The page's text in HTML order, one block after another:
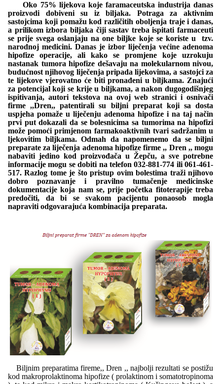
Oko 75% lijekova koje faramaceutska industrija danas
proizvodi dobiveni su iz biljaka. Potraga za aktivnim
sastojcima koji pomažu kod različitih oboljenja traje i danas,
a prilikom izbora biljaka čiji sastav treba ispitati farmaceuti
se prije svega oslanjaju na one biljke koje se koriste u tzv.
narodnoj medicini. Danas je izbor liječenja većine adenoma
hipofize operacije, ali kako se promjene koje uzrokuju
nastanak tumora hipofize dešavaju na molekularnom nivou,
budućnost njihovog liječenja pripada lijekovima, a sastojci za
te lijekove vjerovatno će biti pronađeni u biljkama. Znajući
za potencijal koji se krije u biljkama, a nakon dugogodišnjeg
ispitivanja, autori tekstova na ovoj web stranici i osnivači
firme ,,Dren,, patentirali su biljni preparat koji sa dosta
uspjeha pomaže u liječenju adenoma hipofize i na taj način
prvi put dokazali da se bolesnicima sa tumorima na hipofizi
može pomoći primjenom farmakoaktivnih tvari sadržanim u
ljekovitim biljkama. Odmah da napomenemo da se biljni
preparate za liječenja adenoma hipofize firme ,, Dren ,, mogu
nabaviti jedino kod proizvođača u Žepču, a sve potrebne
informacije mogu se dobiti na telefon 032-881-774 ili 061-461-
517. Razlog tome je što pristup ovim bolestima traži njihovo
dobro poznavanje i pravilno tumačenje medicinske
dokumentacije koja nam se, prije početka fitoterapije treba
predočiti, da bi se svakom pacijentu ponaosob mogla
napraviti odgovarajuća kombinacija preparata.
Biljnim preparatima fireme,, Dren ,, najbolji rezultati se postižu
kod makroprolaktinoma hipofize ( prolaktinom i somatotropinoma